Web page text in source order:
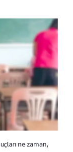
ne zaman,